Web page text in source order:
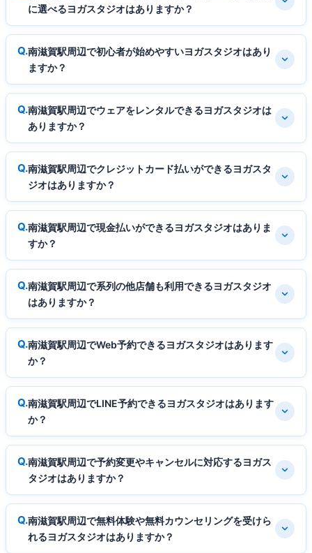
に選べるヨガスタジオはありますか？
南滋賀駅周辺で初心者が始めやすいヨガスタジオはあり
ますか？
南滋賀駅周辺でウェアをレンタルできるヨガスタジオは
ありますか？
南滋賀駅周辺でクレジットカード払いができるヨガスタ
ジオはありますか？
南滋賀駅周辺で現金払いができるヨガスタジオはありま
すか？
南滋賀駅周辺で系列の他店舗も利用できるヨガスタジオ
はありますか？
南滋賀駅周辺でWeb予約できるヨガスタジオはあります
か？
南滋賀駅周辺でLINE予約できるヨガスタジオはあります
か？
南滋賀駅周辺で予約変更やキャンセルに対応するヨガス
タジオはありますか？
南滋賀駅周辺で無料体験や無料カウンセリングを受けら
れるヨガスタジオはありますか？